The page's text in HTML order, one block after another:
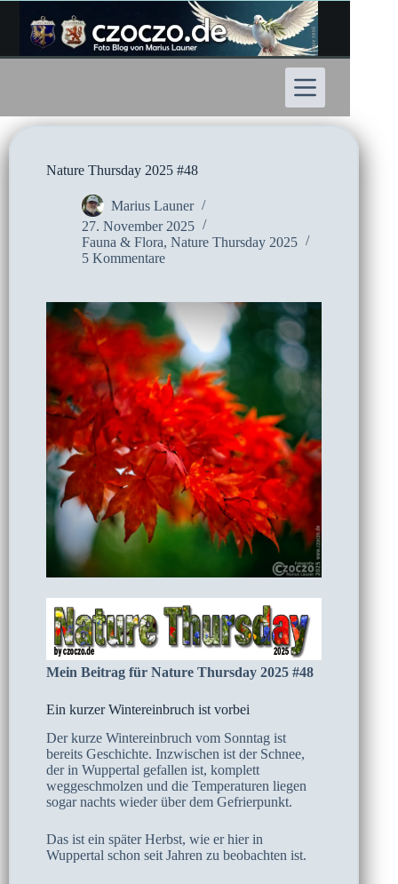
Inhalt
springen
Nature Thursday 2025 #48
Marius Launer
27. November 2025
Fauna & Flora, Nature Thursday 2025
5 Kommentare
Mein Beitrag für Nature Thursday 2025 #48
Ein kurzer Wintereinbruch ist vorbei
Der kurze Wintereinbruch vom Sonntag ist
bereits Geschichte. Inzwischen ist der Schnee,
der in Wuppertal gefallen ist, komplett
weggeschmolzen und die Temperaturen liegen
sogar nachts wieder über dem Gefrierpunkt.
Das ist ein später Herbst, wie er hier in
Wuppertal schon seit Jahren zu beobachten ist.